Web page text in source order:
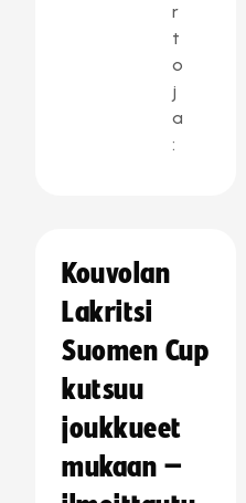
r
t
o
j
a
:
Kouvolan
Lakritsi
Suomen Cup
kutsuu
joukkueet
mukaan –